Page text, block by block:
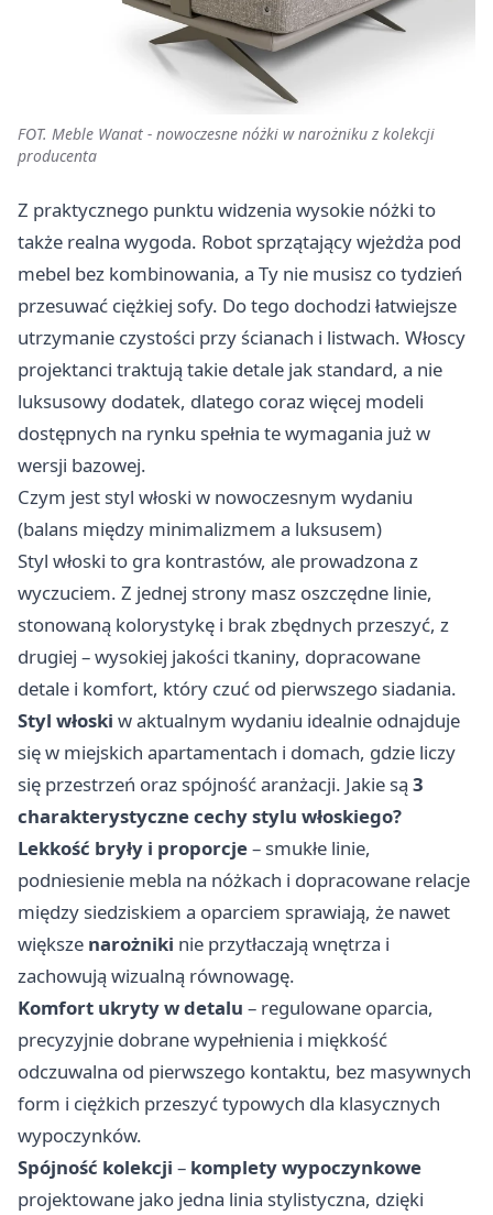
FOT. Meble Wanat - nowoczesne nóżki w narożniku z kolekcji
producenta
Z praktycznego punktu widzenia wysokie nóżki to
także realna wygoda. Robot sprzątający wjeżdża pod
mebel bez kombinowania, a Ty nie musisz co tydzień
przesuwać ciężkiej sofy. Do tego dochodzi łatwiejsze
utrzymanie czystości przy ścianach i listwach. Włoscy
projektanci traktują takie detale jak standard, a nie
luksusowy dodatek, dlatego coraz więcej modeli
dostępnych na rynku spełnia te wymagania już w
wersji bazowej.
Czym jest styl włoski w nowoczesnym wydaniu
(balans między minimalizmem a luksusem)
Styl włoski to gra kontrastów, ale prowadzona z
wyczuciem. Z jednej strony masz oszczędne linie,
stonowaną kolorystykę i brak zbędnych przeszyć, z
drugiej – wysokiej jakości tkaniny, dopracowane
detale i komfort, który czuć od pierwszego siadania.
Styl włoski w aktualnym wydaniu idealnie odnajduje
się w miejskich apartamentach i domach, gdzie liczy
się przestrzeń oraz spójność aranżacji. Jakie są 3
charakterystyczne cechy stylu włoskiego?
Lekkość bryły i proporcje– smukłe linie,
podniesienie mebla na nóżkach i dopracowane relacje
między siedziskiem a oparciem sprawiają, że nawet
większe narożniki nie przytłaczają wnętrza i
zachowują wizualną równowagę.
Komfort ukryty w detalu – regulowane oparcia,
precyzyjnie dobrane wypełnienia i miękkość
odczuwalna od pierwszego kontaktu, bez masywnych
form i ciężkich przeszyć typowych dla klasycznych
wypoczynków.
Spójność kolekcji – komplety wypoczynkowe
projektowane jako jedna linia stylistyczna, dzięki